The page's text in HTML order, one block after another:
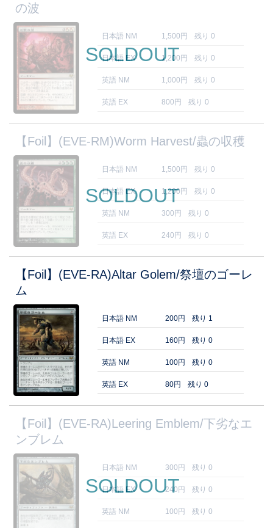
の波
日本語 NM 1,500円 残り 0
日本語 EX 1,200円 残り 0
英語 NM 1,000円 残り 0
英語 EX 800円 残り 0
SOLDOUT
【Foil】(EVE-RM)Worm Harvest/蟲の収穫
日本語 NM 1,500円 残り 0
日本語 EX 1,200円 残り 0
英語 NM 300円 残り 0
英語 EX 240円 残り 0
SOLDOUT
【Foil】(EVE-RA)Altar Golem/祭壇のゴーレ
ム
日本語 NM 200円 残り 1
日本語 EX 160円 残り 0
英語 NM 100円 残り 0
英語 EX 80円 残り 0
【Foil】(EVE-RA)Leering Emblem/下劣なエ
ンブレム
日本語 NM 300円 残り 0
日本語 EX 240円 残り 0
英語 NM 100円 残り 0
SOLDOUT